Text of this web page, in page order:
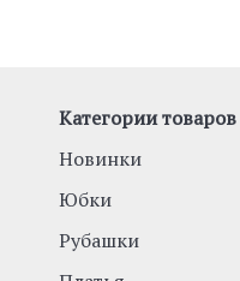
Категории товаров
Новинки
Юбки
Рубашки